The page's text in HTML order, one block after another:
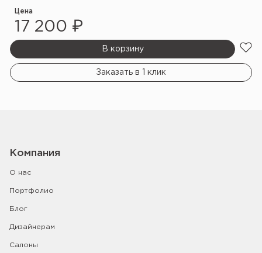
Цена
17 200 ₽
В корзину
Заказать в 1 клик
Компания
О нас
Портфолио
Блог
Дизайнерам
Салоны